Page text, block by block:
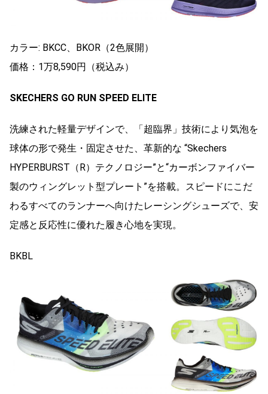
カラー: BKCC、BKOR（2色展開）
価格：1万8,590円（税込み）
SKECHERS GO RUN SPEED ELITE
洗練された軽量デザインで、「超臨界」技術により気泡を
球体の形で発生・固定させた、革新的な “Skechers
HYPERBURST（R）テクノロジー”と“カーボンファイバー
製のウィングレット型プレート”を搭載。スピードにこだ
わるすべてのランナーへ向けたレーシングシューズで、安
定感と反応性に優れた履き心地を実現。
BKBL